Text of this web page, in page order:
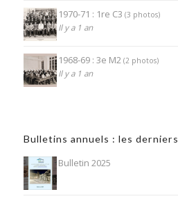
1970-71 : 1re C3 (3 photos)
Il y a 1 an
1968-69 : 3e M2 (2 photos)
Il y a 1 an
Bulletins annuels : les derniers
Bulletin 2025